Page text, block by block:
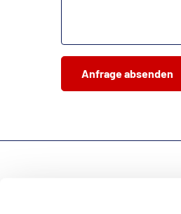
Anfrage absenden
GB Building Technology &